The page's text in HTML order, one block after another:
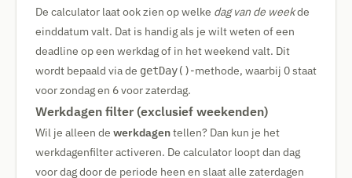
De calculator laat ook zien op welke dag van de weekde
einddatum valt. Dat is handig als je wilt weten of een
deadline op een werkdag of in het weekend valt. Dit
wordt bepaald via de getDay()-methode, waarbij 0 staat
voor zondag en 6 voor zaterdag.
Werkdagen filter (exclusief weekenden)
Wil je alleen de werkdagentellen? Dan kun je het
werkdagenfilter activeren. De calculator loopt dan dag
voor dag door de periode heen en slaat alle zaterdagen